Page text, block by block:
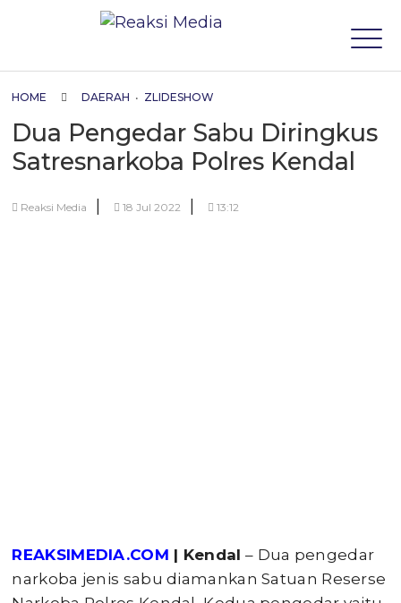
HOME DAERAH • ZLIDESHOW
Dua Pengedar Sabu Diringkus
Satresnarkoba Polres Kendal
Reaksi Media 18 Jul 2022 13:12
REAKSIMEDIA.COM | Kendal – Dua pengedar
narkoba jenis sabu diamankan Satuan Reserse